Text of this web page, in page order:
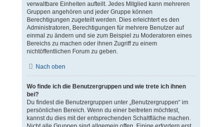
verwaltbare Einheiten aufteilt. Jedes Mitglied kann mehreren
Gruppen angehören und jeder Gruppe können
Berechtigungen zugeteilt werden. Dies erleichtert es den
Administratoren, Berechtigungen für mehrere Benutzer auf
einmal zu ändern und sie zum Beispiel zu Moderatoren eines
Bereichs zu machen oder ihnen Zugriff zu einem
nichtöffentlichen Forum zu geben.
Nach oben
Wo finde ich die Benutzergruppen und wie trete ich ihnen
bei?
Du findest die Benutzergruppen unter „Benutzergruppen“ im
persönlichen Bereich. Wenn du einer beitreten möchtest,
kannst du dies mit der entsprechenden Schaltfläche machen.